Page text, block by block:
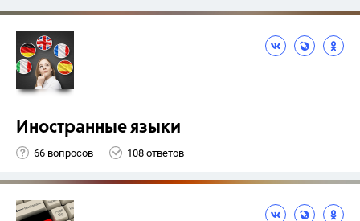
Иностранные языки
66 вопросов 108 ответов